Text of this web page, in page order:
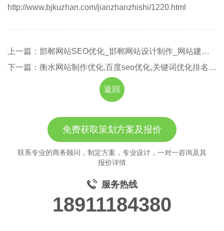
http://www.bjkuzhan.com/jianzhanzhishi/1220.html
上一篇：邯郸网站SEO优化_邯郸网站设计制作_网站建设_网络营销推广
下一篇：衡水网站制作优化,百度seo优化,关键词优化排名,衡水网站建设
返回
免费获取策划方案及报价
联系专业的商务顾问，制定方案，专业设计，一对一咨询及其
报价详情
服务热线
18911184380